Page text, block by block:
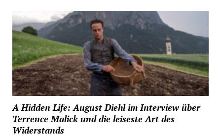
A Hidden Life: August Diehl im Interview über
Terrence Malick und die leiseste Art des
Widerstands